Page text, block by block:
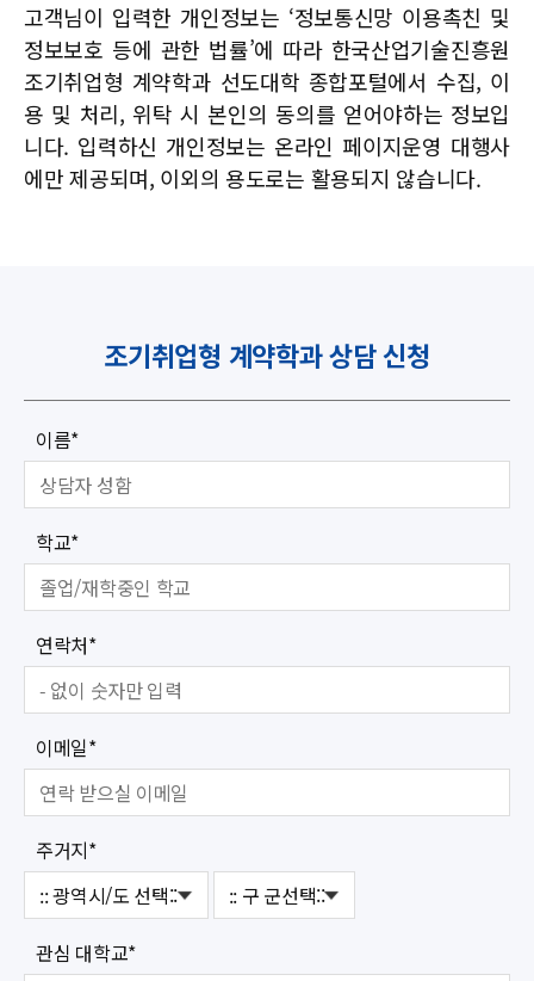
고객님이 입력한 개인정보는 ‘정보통신망 이용촉친 및
정보보호 등에 관한 법률’에 따라 한국산업기술진흥원
조기취업형 계약학과 선도대학 종합포털에서 수집, 이
용 및 처리, 위탁 시 본인의 동의를 얻어야하는 정보입
니다. 입력하신 개인정보는 온라인 페이지운영 대행사
에만 제공되며, 이외의 용도로는 활용되지 않습니다.
조기취업형 계약학과 상담 신청
이름*
학교*
연락처*
이메일*
주거지*
관심 대학교*